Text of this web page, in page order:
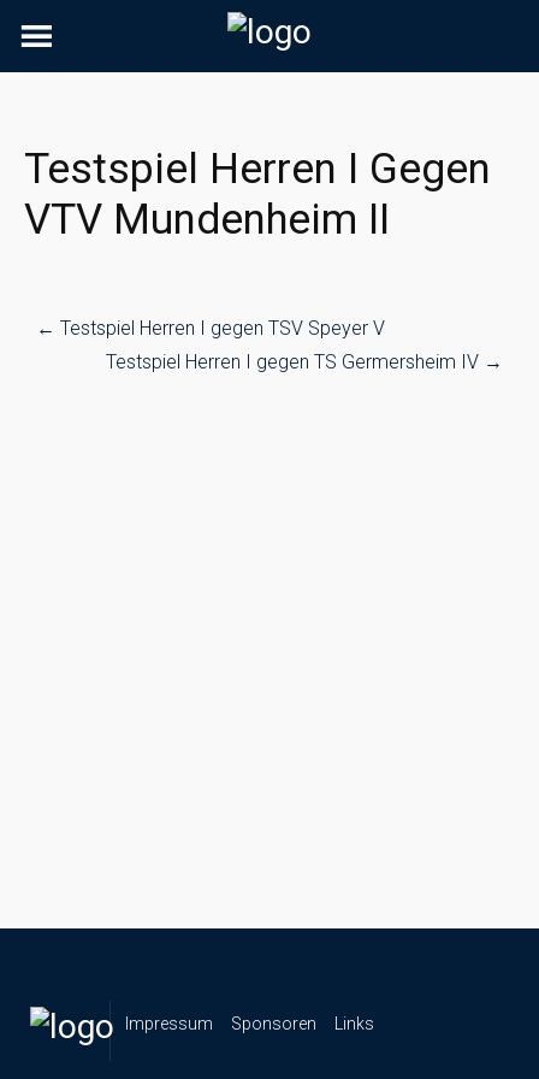
Testspiel Herren I Gegen
VTV Mundenheim II
Post
navigation
← Testspiel Herren I gegen TSV Speyer V
Testspiel Herren I gegen TS Germersheim IV →
Impressum Sponsoren Links